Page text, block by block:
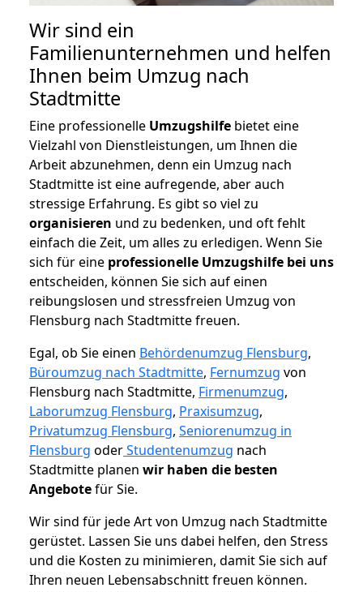
Wir sind ein
Familienunternehmen und helfen
Ihnen beim Umzug nach
Stadtmitte
Eine professionelle Umzugshilfe bietet eine
Vielzahl von Dienstleistungen, um Ihnen die
Arbeit abzunehmen, denn ein Umzug nach
Stadtmitte ist eine aufregende, aber auch
stressige Erfahrung. Es gibt so viel zu
organisieren und zu bedenken, und oft fehlt
einfach die Zeit, um alles zu erledigen. Wenn Sie
sich für eine professionelle Umzugshilfe bei uns
entscheiden, können Sie sich auf einen
reibungslosen und stressfreien Umzug von
Flensburg nach Stadtmitte freuen.
Egal, ob Sie einen Behördenumzug Flensburg,
Büroumzug nach Stadtmitte, Fernumzug von
Flensburg nach Stadtmitte, Firmenumzug,
Laborumzug Flensburg, Praxisumzug,
Privatumzug Flensburg, Seniorenumzug in
Flensburg oderStudentenumzug nach
Stadtmitte planen wir haben die besten
Angebotefür Sie.
Wir sind für jede Art von Umzug nach Stadtmitte
gerüstet. Lassen Sie uns dabei helfen, den Stress
und die Kosten zu minimieren, damit Sie sich auf
Ihren neuen Lebensabschnitt freuen können.